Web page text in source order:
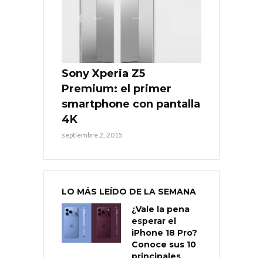
Sony Xperia Z5
Premium: el primer
smartphone con pantalla
4K
septiembre 2, 2015
LO MÁS LEÍDO DE LA SEMANA
¿Vale la pena
esperar el
iPhone 18 Pro?
Conoce sus 10